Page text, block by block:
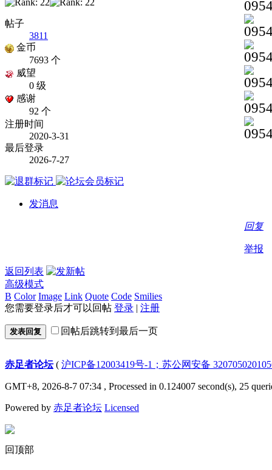
帖子
3811
金币
7693 个
威望
0 级
感谢
92 个
注册时间
2020-3-31
最后登录
2026-7-27
发消息
回复
举报
返回列表
高级模式
B Color Image Link Quote Code Smilies
您需要登录后才可以回帖 登录 | 注册
发表回复 回帖后跳转到最后一页
赤足者论坛( 沪ICP备12003419号-1；苏公网安备
GMT+8, 2026-8-7 07:34 , Processed in 0.124007 second(s), 25
Powered by 赤足者论坛 Licensed
回顶部